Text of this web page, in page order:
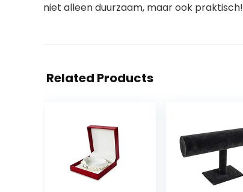
niet alleen duurzaam, maar ook praktisch!
Related Products